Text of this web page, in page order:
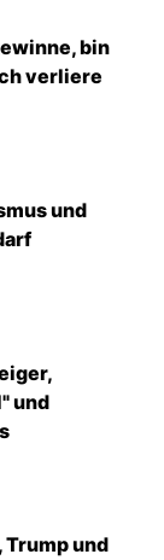
bin
verliere
und
und
und